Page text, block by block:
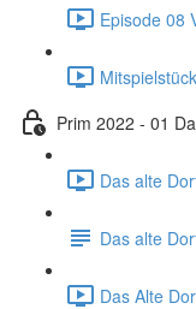
Episode 08
Prim 2022 - 01
Das alte
Das alte
Das Alte